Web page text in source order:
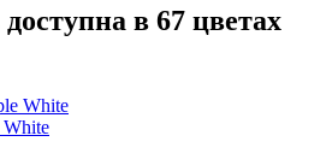
в 67 цветах
White